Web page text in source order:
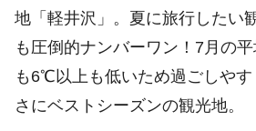
地「軽井沢」。夏に旅行したい
も圧倒的ナンバーワン！7月の
も6℃以上も低いため過ごしやす
さにベストシーズンの観光地。